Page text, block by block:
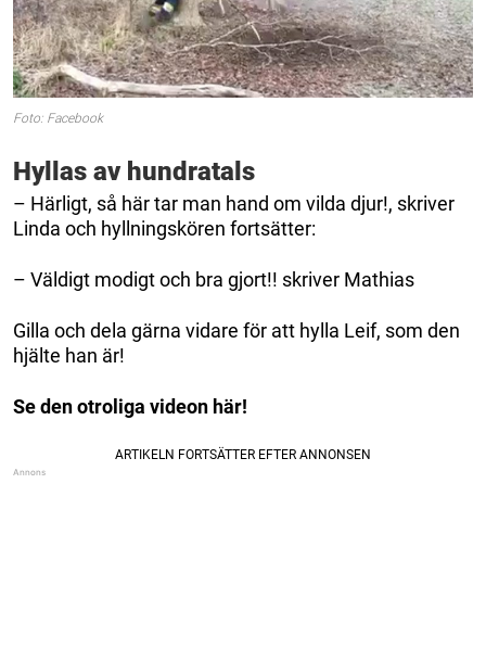
Foto: Facebook
Hyllas av hundratals
– Härligt, så här tar man hand om vilda djur!, skriver
Linda och hyllningskören fortsätter:
– Väldigt modigt och bra gjort!! skriver Mathias
Gilla och dela gärna vidare för att hylla Leif, som den
hjälte han är!
Se den otroliga videon här!